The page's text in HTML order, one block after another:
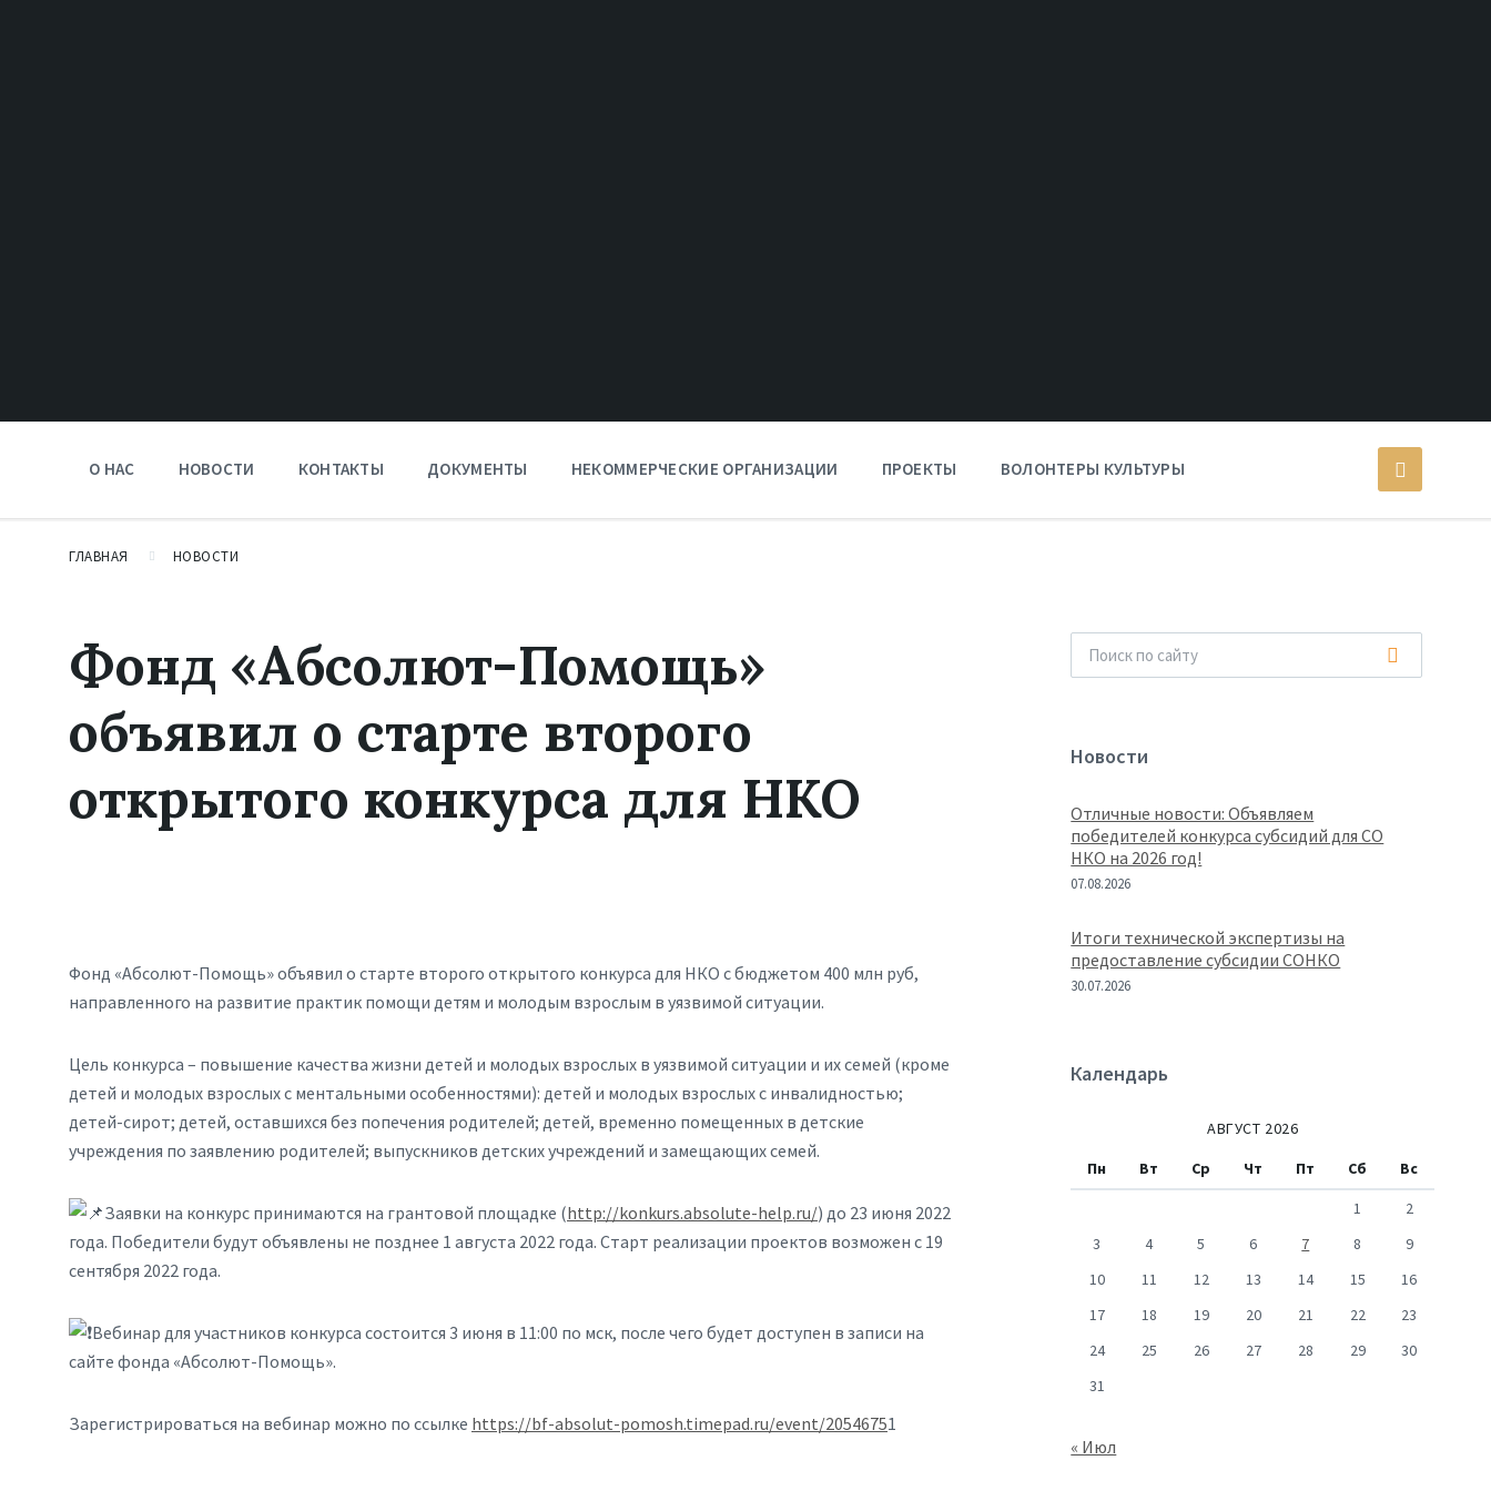
О НАС НОВОСТИ КОНТАКТЫ ДОКУМЕНТЫ НЕКОММЕРЧЕСКИЕ ОРГАНИЗАЦИИ ПРОЕКТЫ ВОЛОНТЕРЫ КУЛЬТУРЫ
ГЛАВНАЯ НОВОСТИ
Фонд «Абсолют-Помощь»
объявил о старте второго
открытого конкурса для НКО
Фонд «Абсолют-Помощь» объявил о старте второго открытого конкурса для НКО с бюджетом 400 млн руб,
направленного на развитие практик помощи детям и молодым взрослым в уязвимой ситуации.
Цель конкурса – повышение качества жизни детей и молодых взрослых в уязвимой ситуации и их семей (кроме
детей и молодых взрослых с ментальными особенностями): детей и молодых взрослых с инвалидностью;
детей-сирот; детей, оставшихся без попечения родителей; детей, временно помещенных в детские
учреждения по заявлению родителей; выпускников детских учреждений и замещающих семей.
Заявки на конкурс принимаются на грантовой площадке (http://konkurs.absolute-help.ru/) до 23 июня 2022
года. Победители будут объявлены не позднее 1 августа 2022 года. Старт реализации проектов возможен с 19
сентября 2022 года.
Вебинар для участников конкурса состоится 3 июня в 11:00 по мск, после чего будет доступен в записи на
сайте фонда «Абсолют-Помощь».
Зарегистрироваться на вебинар можно по ссылке https://bf-absolut-pomosh.timepad.ru/event/20546751
Новости
Отличные новости: Объявляем
победителей конкурса субсидий для СО
НКО на 2026 год!
07.08.2026
Итоги технической экспертизы на
предоставление субсидии СОНКО
30.07.2026
Календарь
АВГУСТ 2026
Пн
Вт Ср Чт Пт Сб
Вс
1
2
3
4 5 6 7 8
9
10
11 12 13 14 15
16
17
18 19 20 21 22
23
24
25 26 27 28 29
30
31
« Июл